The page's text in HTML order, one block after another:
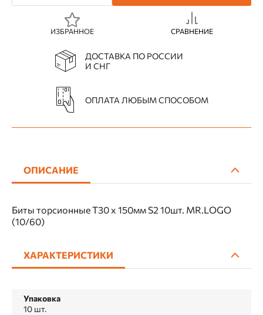
ИЗБРАННОЕ СРАВНЕНИЕ
ДОСТАВКА ПО РОССИИ
И СНГ
ОПЛАТА ЛЮБЫМ СПОСОБОМ
ОПИСАНИЕ
Биты торсионные T30 х 150мм S2 10шт. MR.LOGO
(10/60)
ХАРАКТЕРИСТИКИ
Упаковка
10 шт.